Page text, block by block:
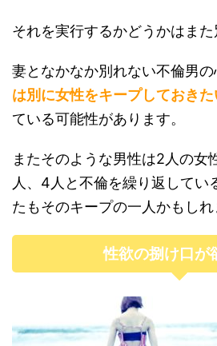
それを実行するかどうかはまた
妻となかなか別れない不倫男の
は別に女性をキープしておき
ている可能性があります。
またそのような男性は2人の女
人、4人と不倫を繰り返してい
たもそのキープの一人かもしれ
性欲の捌け口が